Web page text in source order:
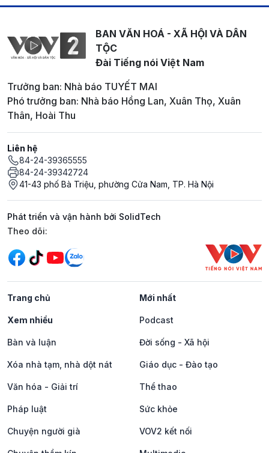
BAN VĂN HOÁ - XÃ HỘI VÀ DÂN
TỘC
Đài Tiếng nói Việt Nam
Trưởng ban: Nhà báo TUYẾT MAI
Phó trưởng ban: Nhà báo Hồng Lan, Xuân Thọ, Xuân
Thân, Hoài Thu
Liên hệ
84-24-39365555
84-24-39342724
41-43 phố Bà Triệu, phường Cửa Nam, TP. Hà Nội
Phát triển và vận hành bởi SolidTech
Mạng xã hội
Theo dõi:
Trang chủ Mới nhất
Xem nhiều Podcast
Bàn và luận Đời sống - Xã hội
Xóa nhà tạm, nhà dột nát Giáo dục - Đào tạo
Văn hóa - Giải trí Thể thao
Pháp luật Sức khỏe
Chuyện người già VOV2 kết nối